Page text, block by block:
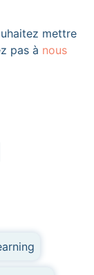
mettre
pas à nous